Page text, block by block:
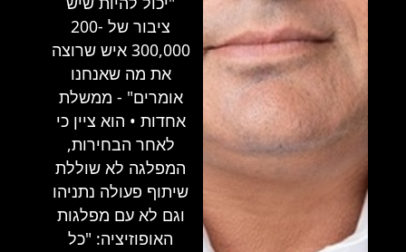
ציבור של 200-
300,000 איש שרוצה
את מה שאנחנו
אומרים" - ממשלת
אחדות • הוא ציין כי
לאחר הבחירות,
המפלגה לא שוללת
שיתוף פעולה נתניהו
וגם לא עם מפלגות
האופוזיציה: "כל